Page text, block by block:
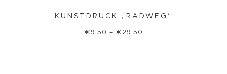
KUNSTDRUCK „RADWEG“
€ 9,50 – € 29,50